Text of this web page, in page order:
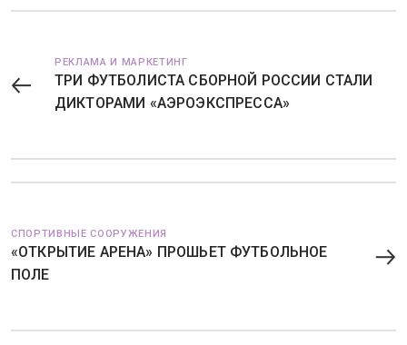
РЕКЛАМА И МАРКЕТИНГ
ТРИ ФУТБОЛИСТА СБОРНОЙ РОССИИ СТАЛИ
ДИКТОРАМИ «АЭРОЭКСПРЕССА»
СПОРТИВНЫЕ СООРУЖЕНИЯ
«ОТКРЫТИЕ АРЕНА» ПРОШЬЕТ ФУТБОЛЬНОЕ
ПОЛЕ